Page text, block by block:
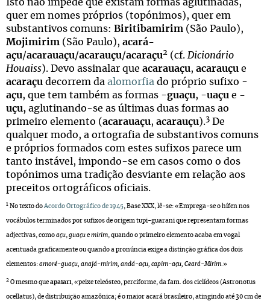
Isto não impede que existam formas aglutinadas,
quer em nomes próprios (topónimos), quer em
substantivos comuns: Biritibamirim (São Paulo),
Mojimirim (São Paulo), acará-
açu/acarauaçu/acarauçu/acaraçu2 (cf. Dicionário
Houaiss). Devo assinalar que acarauaçu, acarauçu e
acaraçu decorrem da alomorfia do próprio sufixo -
açu, que tem também as formas -guaçu, -uaçu e -
uçu, aglutinando-se as últimas duas formas ao
primeiro elemento (acarauaçu, acarauçu).3 De
qualquer modo, a ortografia de substantivos comuns
e próprios formados com estes sufixos parece um
tanto instável, impondo-se em casos como o dos
topónimos uma tradição desviante em relação aos
preceitos ortográficos oficiais.
1 No texto do Acordo Ortográfico de 1945, Base XXX, lê-se: «Emprega-se o hífen nos
vocábulos terminados por sufixos de origem tupi-guarani que representam formas
adjectivas, como açu, guaçu e mirim, quando o primeiro elemento acaba em vogal
acentuada graficamente ou quando a pronúncia exige a distinção gráfica dos dois
elementos: amoré-guaçu, anajá-mirim, andá-açu, capim-açu, Ceará-Mirim.»
2 O mesmo que apaiari, «peixe teleósteo, perciforme, da fam. dos ciclídeos (Astronotus
ocellatus), de distribuição amazônica; é o maior acará brasileiro, atingindo até 30 cm de